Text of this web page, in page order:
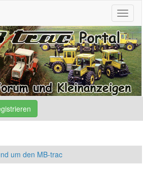
um den MB-trac